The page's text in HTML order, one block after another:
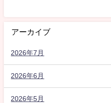
アーカイブ
2026年7月
2026年6月
2026年5月